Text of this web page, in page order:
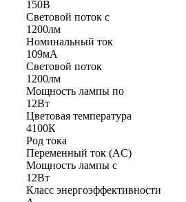
150В
Световой поток с
1200лм
Номинальный ток
109мА
Световой поток
1200лм
Мощность лампы по
12Вт
Цветовая температура
4100К
Род тока
Переменный ток (AC)
Мощность лампы с
12Вт
Класс энергоэффективности